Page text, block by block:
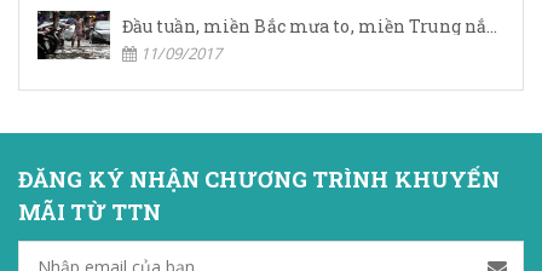
11/09/2017
ĐĂNG KÝ NHẬN CHƯƠNG TRÌNH KHUYẾN
MÃI TỪ TTN